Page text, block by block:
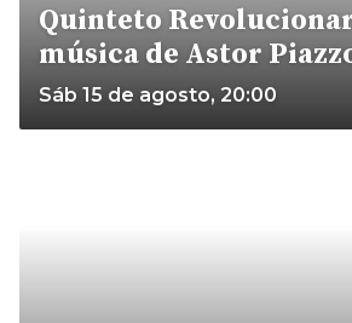
Quinteto
música de Astor
Sáb 15 de agosto, 20:00